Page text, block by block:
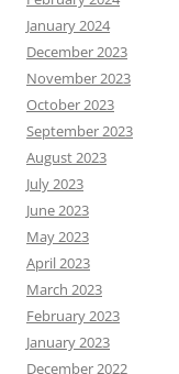
January 2024
December 2023
November 2023
October 2023
September 2023
August 2023
July 2023
June 2023
May 2023
April 2023
March 2023
February 2023
January 2023
December 2022